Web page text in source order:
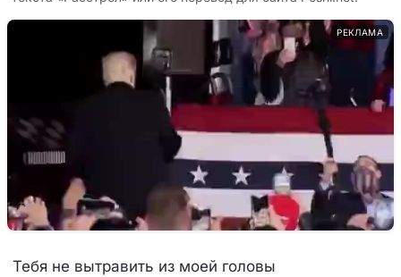
РЕКЛАМА
Тебя не вытравить из моей головы